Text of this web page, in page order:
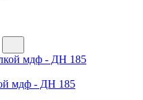
мдф - ДН 185